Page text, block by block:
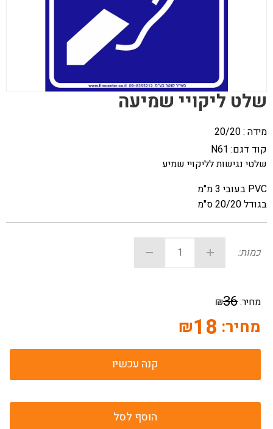
שלט ליקויי שמיעה
מידה : 20/20
קוד דגם: N61
שלטי נגישות לליקויי שמיע
PVC בעובי 3 מ"מ
בגודל 20/20 ס"מ
כמות:
מחיר:36
₪
מחיר: 18
₪
קנה עכשיו
הוסף לסל